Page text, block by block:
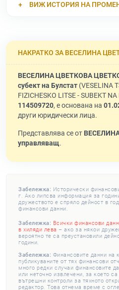
ВИЖ ИСТОРИЯ НА
НАКРАТКО ЗА ВЕСЕЛИНА
ВЕСЕЛИНА ЦВЕТКОВА
субект на Булстат (VESELINA
FIZICHESKO LITSE - SUBEKT
114509720, е основана на
други юридически лица.
Представлява се от
управляващ.
Забележка: Исторически
г. Ако липсва информация за
дружеството е спряло дейност в
финансови данни.
Забележка: Всички финансови
в хиляди лева – ако за някои
вероятно те са преустановили
години.
Забележка: Финансовите данни на
публикуваните от тях финансови
много редки случаи финансовите
или неточно извлечени, за което
вътрешни контроли за тяхното
редактор. Това отнема време с